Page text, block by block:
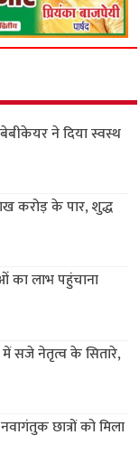
ने दिया स्वस्थ
करोड़ के पार, शुद्ध
का लाभ पहुंचाना
सजे नेतृत्व के सितारे,
छात्रों को मिला